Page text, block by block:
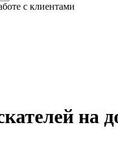
с клиентами
на